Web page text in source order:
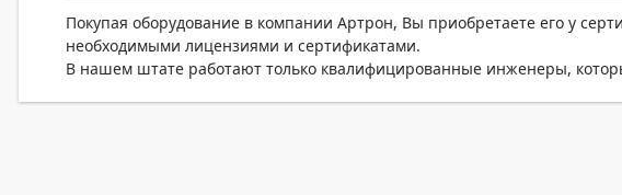
Покупая оборудование в компании Артрон, Вы приобретаете его у
необходимыми лицензиями и сертификатами.
В нашем штате работают только квалифицированные инженеры,